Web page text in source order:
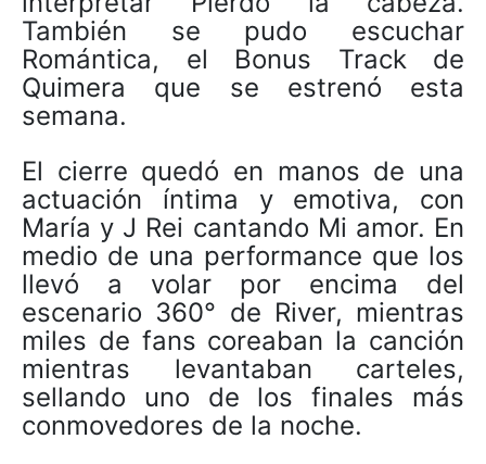
También se pudo escuchar
Romántica, el Bonus Track de
Quimera que se estrenó esta
semana.
El cierre quedó en manos de una
actuación íntima y emotiva, con
María y J Rei cantando Mi amor. En
medio de una performance que los
llevó a volar por encima del
escenario 360° de River, mientras
miles de fans coreaban la canción
mientras levantaban carteles,
sellando uno de los finales más
conmovedores de la noche.